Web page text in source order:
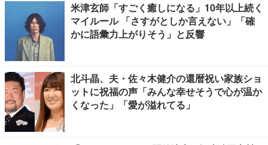
米津玄師「すごく癒しになる」10年以上続く
マイルール 「さすがとしか言えない」「確
かに語彙力上がりそう」と反響
北斗晶、夫・佐々木健介の還暦祝い家族ショ
ットに祝福の声「みんな幸せそうで心が温か
くなった」「愛が溢れてる」